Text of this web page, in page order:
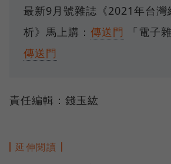
最新9月號雜誌《2021年台灣
析》馬上購： 傳送門
「電子
傳送門
責任編輯：錢玉紘
延伸閱讀